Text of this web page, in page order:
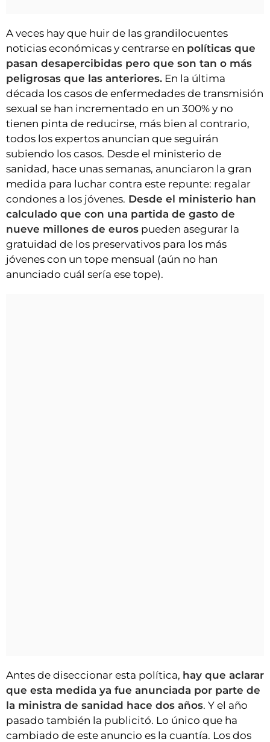
A veces hay que huir de las grandilocuentes
noticias económicas y centrarse en políticas que
pasan desapercibidas pero que son tan o más
peligrosas que las anteriores. En la última
década los casos de enfermedades de transmisión
sexual se han incrementado en un 300% y no
tienen pinta de reducirse, más bien al contrario,
todos los expertos anuncian que seguirán
subiendo los casos. Desde el ministerio de
sanidad, hace unas semanas, anunciaron la gran
medida para luchar contra este repunte: regalar
condones a los jóvenes. Desde el ministerio han
calculado que con una partida de gasto de
nueve millones de euros pueden asegurar la
gratuidad de los preservativos para los más
jóvenes con un tope mensual (aún no han
anunciado cuál sería ese tope).
Antes de diseccionar esta política, hay que aclarar
que esta medida ya fue anunciada por parte de
la ministra de sanidad hace dos años. Y el año
pasado también la publicitó. Lo único que ha
cambiado de este anuncio es la cuantía. Los dos